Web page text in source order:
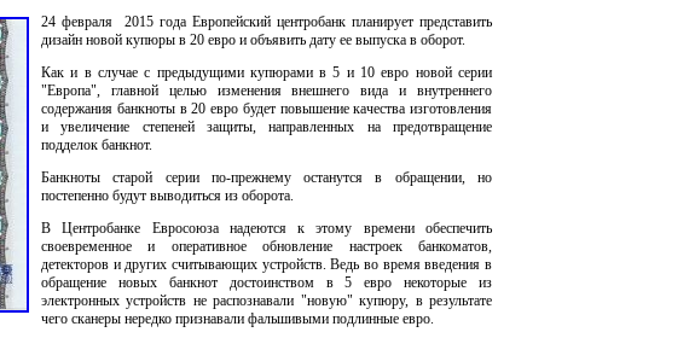
24 февраля 2015 года Европейский центробанк планирует представить
дизайн новой купюры в 20 евро и объявить дату ее выпуска в оборот.
Как и в случае с предыдущими купюрами в 5 и 10 евро новой серии
"Европа", главной целью изменения внешнего вида и внутреннего
содержания банкноты в 20 евро будет повышение качества изготовления
и увеличение степеней защиты, направленных на предотвращение
подделок банкнот.
Банкноты старой серии по-прежнему останутся в обращении, но
постепенно будут выводиться из оборота.
В Центробанке Евросоюза надеются к этому времени обеспечить
своевременное и оперативное обновление настроек банкоматов,
детекторов и других считывающих устройств. Ведь во время введения в
обращение новых банкнот достоинством в 5 евро некоторые из
электронных устройств не распознавали "новую" купюру, в результате
чего сканеры нередко признавали фальшивыми подлинные евро.